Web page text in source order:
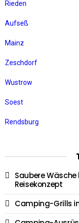
Rieden
Aufseß
Mainz
Zeschdorf
Wustrow
Soest
Rendsburg
Saubere
Reisekonzept
Camping-Grills